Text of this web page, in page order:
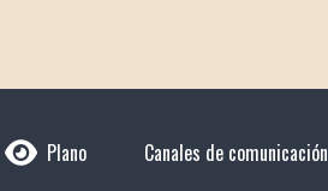
Plano Canales de comunicación